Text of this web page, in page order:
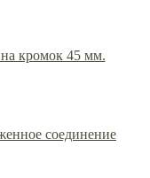
кромок 45 мм.
соединение